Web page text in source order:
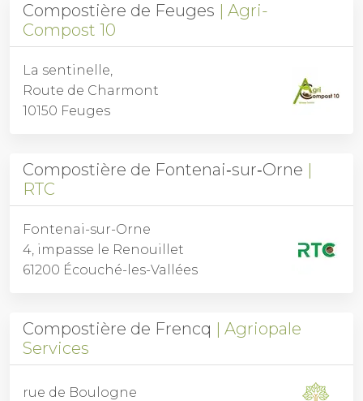
Compostière de Feuges
Agri-
Compost 10
La sentinelle,
Route de Charmont
10150 Feuges
Compostière de Fontenai‑sur‑Orne
RTC
Fontenai-sur-Orne
4, impasse le Renouillet
61200 Écouché-les-Vallées
Compostière de Frencq
Agriopale
Services
rue de Boulogne